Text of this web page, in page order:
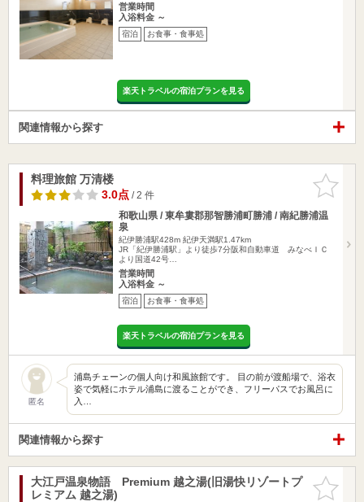
営業時間
入浴料金 ～
宿泊 お食事・食事処
楽天トラベルの宿泊プランを見る
関連情報から探す
お気に入
りに追加
料理旅館 万清楼
3.0点/ 2 件
和歌山県 / 東牟婁郡那智勝浦町勝浦 / 南紀勝浦温
泉
紀伊勝浦駅428m 紀伊天満駅1.47km
JR「紀伊勝浦駅」より徒歩7分阪和自動車道 みなべＩＣ
より国道42号…
営業時間
入浴料金 ～
宿泊 お食事・食事処
楽天トラベルの宿泊プランを見る
匿名
浦島チェーンの個人向け和風旅館です。 目の前が渡船場で、浴衣
姿で気軽にホテル浦島に渡ることができ、フリーパスでお風呂に
入…
関連情報から探す
お気に入
りに追加
大江戸温泉物語 Premium 越之湯(旧湯快リゾートプ
レミアム 越之湯)